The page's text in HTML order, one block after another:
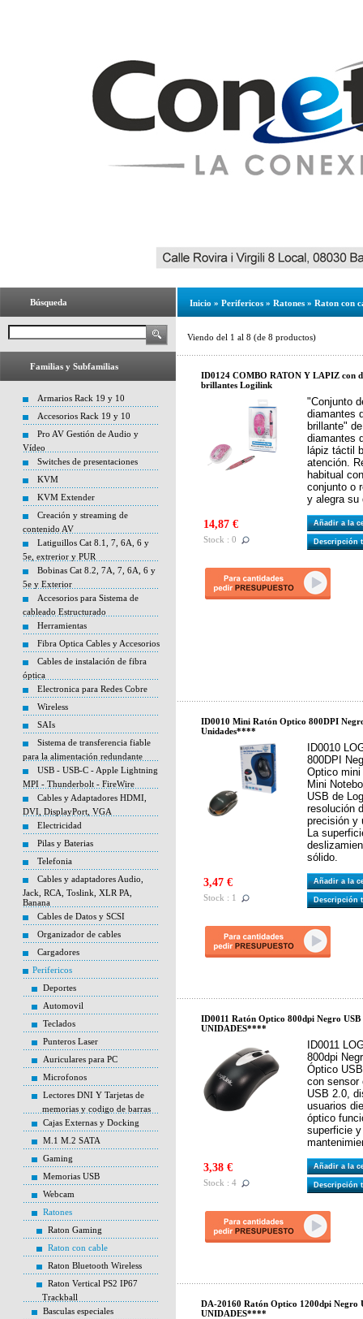
Búsqueda
Familias y Subfamilias
Armarios Rack 19 y 10
Accesorios Rack 19 y 10
Pro AV Gestión de Audio y
Vídeo
Switches de presentaciones
KVM
KVM Extender
Creación y streaming de
contenido AV
Latiguillos Cat 8.1, 7, 6A, 6 y
5e, extrerior y PUR
Bobinas Cat 8.2, 7A, 7, 6A, 6 y
5e y Exterior
Accesorios para Sistema de
cableado Estructurado
Herramientas
Fibra Optica Cables y Accesorios
Cables de instalación de fibra
óptica
Electronica para Redes Cobre
Wireless
SAIs
Sistema de transferencia fiable
para la alimentación redundante
USB - USB-C - Apple Lightning
MPI - Thunderbolt - FireWire
Cables y Adaptadores HDMI,
DVI, DisplayPort, VGA
Electricidad
Pilas y Baterias
Telefonia
Cables y adaptadores Audio,
Jack, RCA, Toslink, XLR PA,
Banana
Cables de Datos y SCSI
Organizador de cables
Cargadores
Perifericos
Deportes
Automovil
Teclados
Punteros Laser
Auriculares para PC
Microfonos
Lectores DNI Y Tarjetas de
memorias y codigo de barras
Cajas Externas y Docking
M.1 M.2 SATA
Gaming
Memorias USB
Webcam
Ratones
Raton Gaming
Raton con cable
Raton Bluetooth Wireless
Raton Vertical PS2 IP67
Trackball
Basculas especiales
Inicio » Perifericos » Ratones » Raton con
Viendo del 1 al 8 (de 8 productos)
ID0124 COMBO RATON Y LAPIZ con
brillantes Logilink
"Conjunto
diamantes
brillante"
diamantes
lápiz táctil
atención.
habitual
conjunto o
y alegra su
14,87 €
Stock : 0
Añadir a la
Descripción
ID0010 Mini Ratón Optico 800DPI
Unidades****
ID0010
800DPI
Optico
Mini
USB de
resolución
precisión y
La
sólido.
3,47 €
Stock : 1
Añadir a la
Descripción
ID0011 Ratón Optico 800dpi Negro
UNIDADES****
ID0011
800dpi
Óptico
con sensor
USB 2.0,
usuarios
óptico
superficie
3,38 €
Stock : 4
Añadir a la
Descripción
DA-20160 Ratón Optico 1200dpi Negro
UNIDADES****